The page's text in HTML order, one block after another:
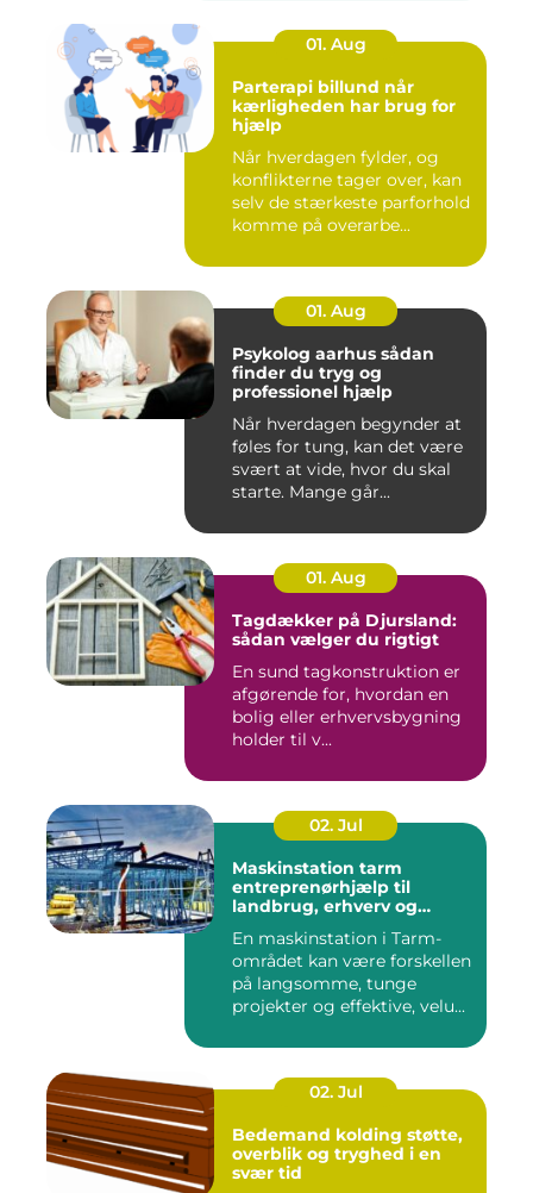
01. Aug
Parterapi billund når
kærligheden har brug for
hjælp
Når hverdagen fylder, og
konflikterne tager over, kan
selv de stærkeste parforhold
komme på overarbe...
01. Aug
Psykolog aarhus sådan
finder du tryg og
professionel hjælp
Når hverdagen begynder at
føles for tung, kan det være
svært at vide, hvor du skal
starte. Mange går...
01. Aug
Tagdækker på Djursland:
sådan vælger du rigtigt
En sund tagkonstruktion er
afgørende for, hvordan en
bolig eller erhvervsbygning
holder til v...
02. Jul
Maskinstation tarm
entreprenørhjælp til
landbrug, erhverv og
En maskinstation i Tarm-
området kan være forskellen
på langsomme, tunge
projekter og effektive, velu...
02. Jul
Bedemand kolding støtte,
overblik og tryghed i en
svær tid